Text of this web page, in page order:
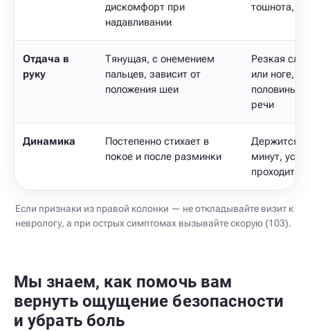
дискомфорт при
надавливании
тошнота,
Отдача в
руку
Тянущая, с онемением
пальцев, зависит от
положения шеи
Резкая
или ноге,
половины
речи
Динамика
Постепенно стихает в
покое и после разминки
Держится
минут,
проходит в
Если признаки из правой колонки — не откладывайте визит к
неврологу, а при острых симптомах вызывайте скорую (103).
Мы знаем, как помочь вам
вернуть ощущение безопасности
и убрать боль